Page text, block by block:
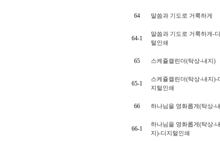
64 말씀과 기도로 거룩하게
64-1
말씀과 기도로 거룩하게-
털인쇄
65 스케쥴캘린더(탁상-내지)
65-1
스케쥴캘린더(탁상-내지)-
지털인쇄
66 하나님을 영화롭게(탁상-
66-1
하나님을 영화롭게(탁상-
지)-디지털인쇄